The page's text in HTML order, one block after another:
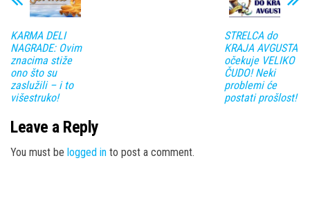
KARMA DELI
NAGRADE: Ovim
znacima stiže
ono što su
zaslužili – i to
višestruko!
STRELCA do
KRAJA AVGUSTA
očekuje VELIKO
ČUDO! Neki
problemi će
postati prošlost!
Leave a Reply
You must be logged in to post a comment.